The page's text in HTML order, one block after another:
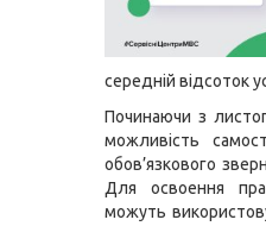
середній відсоток
Починаючи з
можливість
обов’язкового
Для освоення
можуть